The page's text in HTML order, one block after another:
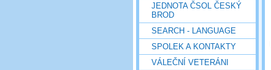
JEDNOTA ČSOL ČESKÝ
BROD
SEARCH - LANGUAGE
SPOLEK A KONTAKTY
VÁLEČNÍ VETERÁNI